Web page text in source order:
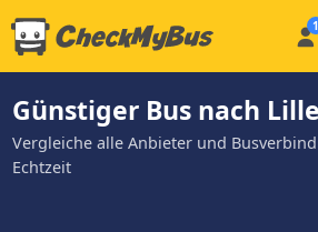
Günstiger Bus nach Lille
Vergleiche alle Anbieter und
Echtzeit